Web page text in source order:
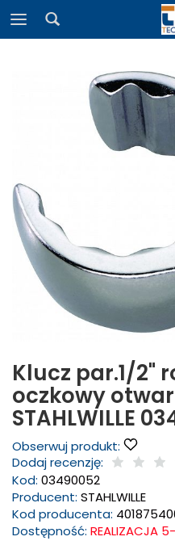
Klucz par.1/2"
oczkowy
STAHLWILLE
Obserwuj produkt:
Dodaj recenzję:
Kod: 03490052
Producent: STAHLWILLE
Kod producenta:
Dostępność: REALIZACJA